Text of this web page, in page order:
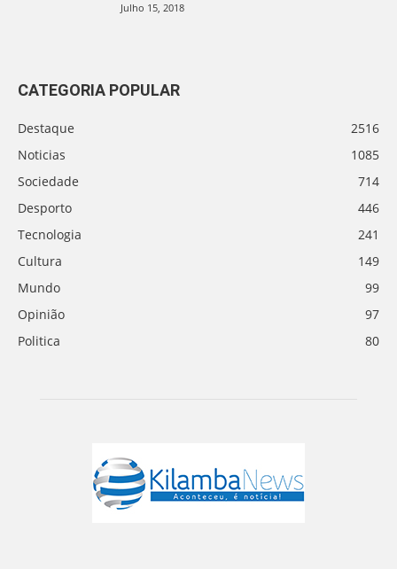
Julho 15, 2018
CATEGORIA POPULAR
Destaque
2516
Noticias
1085
Sociedade
714
Desporto
446
Tecnologia
241
Cultura
149
Mundo
99
Opinião
97
Politica
80